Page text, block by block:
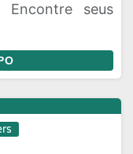
Encontre seus